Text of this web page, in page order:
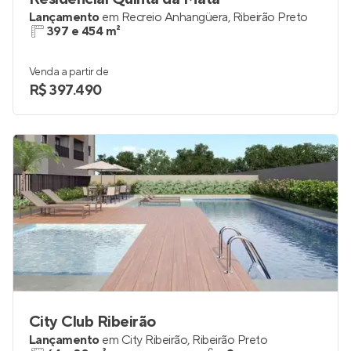
Lançamento em Recreio Anhangüera, Ribeirão Preto
397 e 454 m²
Venda a partir de
R$ 397.490
City Club Ribeirão
Lançamento em City Ribeirão, Ribeirão Preto